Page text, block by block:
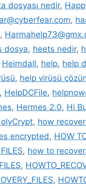
dosyası nedir,
,
,
dosya, heets nedir,
Heimdall, help, help
, help virüsü
, HelpDCFile,
, Hermes 2.0, Hi
, how
encrypted, HOW
, how to
,
,